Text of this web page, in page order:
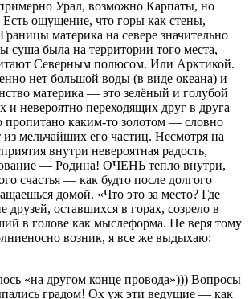
Урал, возможно Карпаты, но
ощущение, что горы как стены,
материка на севере значительно
суша была на территории того места,
Северным полюсом. Или Арктикой.
нет большой воды (в виде океана) и
материка — это зелёный и голубой
и невероятно переходящих друг в друга
пропитано каким-то золотом — словно
из мельчайших его частиц. Несмотря на
внутри невероятная радость,
— Родина! ОЧЕНЬ тепло внутри,
счастья — как будто после долгого
домой. «Что это за место? Где
оставшихся в горах, созрело в
в голове как мыслеформа. Не веря тому
возник, я все же выдыхаю:
«на другом конце провода»))) Вопросы
градом! Ох уж эти ведущие — как